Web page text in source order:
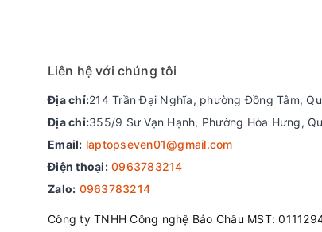
sở tại Hà Nội, Đà Nẵng, Hồ Chí Minh quý khách
, Nhật , Úc , khối EU
Liên hệ với chúng tôi
Địa chỉ:214 Trần Đại Nghĩa, phường Đồng Tâm,
Địa chỉ:355/9 Sư Vạn Hạnh, Phường Hòa Hưng,
Email: laptopseven01@gmail.com
Điện thoại: 0963783214
Zalo: 0963783214
Công ty TNHH Công nghệ Bảo Châu MST: